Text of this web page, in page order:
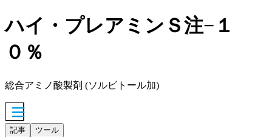
ハイ・プレアミンＳ注−１
０％
総合アミノ酸製剤 (ソルビトール加)
記事 ツール